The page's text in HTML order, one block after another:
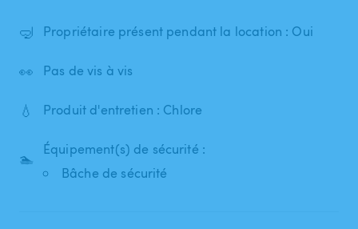
🤿 Propriétaire présent pendant la location : Oui
👀 Pas de vis à vis
💧 Produit d'entretien : Chlore
🏊
Équipement(s) de sécurité :
Bâche de sécurité